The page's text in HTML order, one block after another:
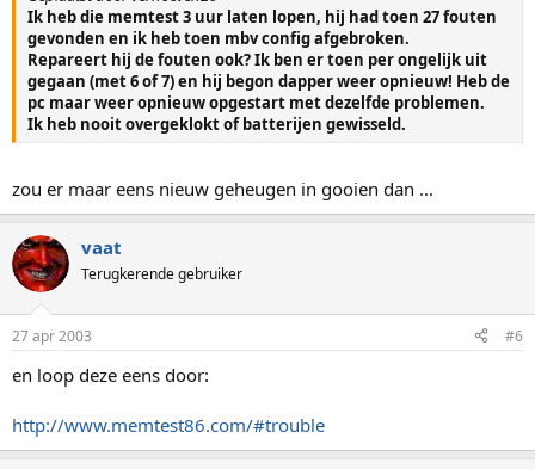
Ik heb die memtest 3 uur laten lopen, hij had toen 27 fouten
gevonden en ik heb toen mbv config afgebroken.
Repareert hij de fouten ook? Ik ben er toen per ongelijk uit
gegaan (met 6 of 7) en hij begon dapper weer opnieuw! Heb de
pc maar weer opnieuw opgestart met dezelfde problemen.
Ik heb nooit overgeklokt of batterijen gewisseld.
zou er maar eens nieuw geheugen in gooien dan ...
vaat
Terugkerende gebruiker
27 apr 2003 #6
en loop deze eens door:
http://www.memtest86.com/#trouble